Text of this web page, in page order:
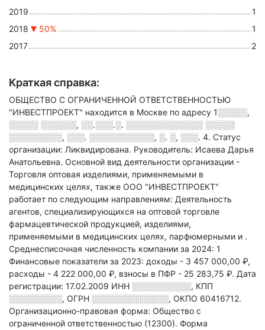
2019
1
2018
50%
1
2017
2
Краткая справка:
ОБЩЕСТВО С ОГРАНИЧЕННОЙ ОТВЕТСТВЕННОСТЬЮ
"ИНВЕСТПРОЕКТ" находится в Москве по адресу 1░░░░░,
░░░░░ ░░░░░░, ░░.░░░.░. ░░░░░░░░░░░░░ ░░░░░
░░░░░░░░░, ░░░. ░░░░░░░░░░░, ░. ░, ░░░. 4. Статус
организации: Ликвидирована. Руководитель: Исаева Дарья
Анатольевна. Основной вид деятельности организации -
Торговля оптовая изделиями, применяемыми в
медицинских целях, также ООО "ИНВЕСТПРОЕКТ"
работает по следующим направлениям: Деятельность
агентов, специализирующихся на оптовой торговле
фармацевтической продукцией, изделиями,
применяемыми в медицинских целях, парфюмерными и .
Среднесписочная численность компании за 2024: 1
Финансовые показатели за 2023: доходы - 3 457 000,00 ₽,
расходы - 4 222 000,00 ₽, взносы в ПФР - 25 283,75 ₽. Дата
регистрации: 17.02.2009 ИНН ░░░░░░░░░░, КПП
░░░░░░░░░, ОГРН ░░░░░░░░░░░░░, ОКПО 60416712.
Организационно-правовая форма: Общество с
ограниченной ответственностью (12300). Форма